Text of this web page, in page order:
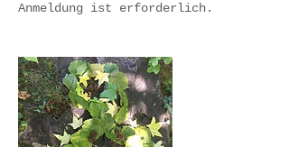
Anmeldung ist erforderlich.